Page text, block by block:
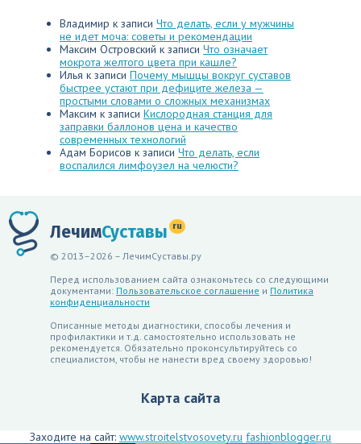
Владимир к записи Что делать, если у мужчины
не идет моча: советы и рекомендации
Максим Островский к записи Что означает
мокрота желтого цвета при кашле?
Илья к записи Почему мышцы вокруг суставов
быстрее устают при дефиците железа —
простыми словами о сложных механизмах
Максим к записи Кислородная станция для
заправки баллонов цена и качество
современных технологий
Адам Борисов к записи Что делать, если
воспалился лимфоузел на челюсти?
ЛечимСуставы ru
© 2013–2026 – ЛечимСуставы.ру
Перед использованием сайта ознакомьтесь со следующими
документами: Пользовательское соглашение и Политика
конфиденциальности
Описанные методы диагностики, способы лечения и
профилактики и т.д. самостоятельно использовать не
рекомендуется. Обязательно проконсультируйтесь со
специалистом, чтобы не нанести вред своему здоровью!
Карта сайта
Заходите на сайт: www.stroitelstvosovety.ru fashionblogger.ru